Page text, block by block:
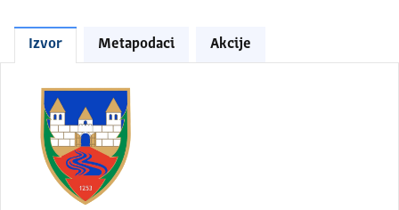
Izvor Metapodaci Akcije